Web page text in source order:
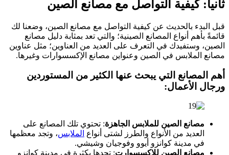
ثانياً: كيفية التواصل مع مصانع الصين
قبل البدء بالحديث عن كيفية التواصل مع مصانع الصين، وضعنا لك
قائمةً بأهم أنواع المصانع الصينية؛ والتي تعد بمثابة دليل مصانع
الصين، وستفيدك في التعرف على العديد من العناوين؛ مثل عناوين
مصانع الملابس في الصين وعنواين مصانع الإكسسوارات وغيرها.
أهم المصانع التي يبحث عنها الكثير من المستوردين
ورجال الأعمال:
مصانع الصين للملابس الجاهزة: تحتوي تلك المصانع على
العديد من الأنواع والطرز لشتى أنواع الملابس، وتجد معظمها
في مدينة كوانزو أيوو وفوجيان وشيشي.
مصانع الصين للإكسسوارت: تجدها بكثرة في مدينة كوانزو